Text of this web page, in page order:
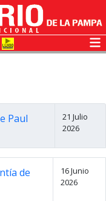
Paul
21 Julio
2026
de
16 Junio
2026